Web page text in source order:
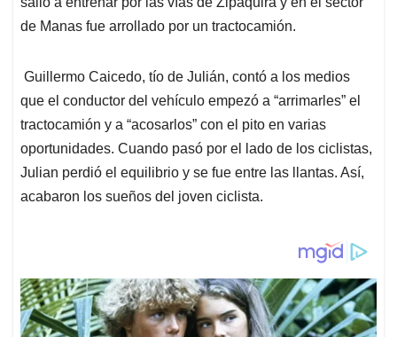
de Manas fue arrollado por un tractocamión.
Guillermo Caicedo, tío de Julián, contó a los medios
que el conductor del vehículo empezó a “arrimarles” el
tractocamión y a “acosarlos” con el pito en varias
oportunidades. Cuando pasó por el lado de los ciclistas,
Julian perdió el equilibrio y se fue entre las llantas. Así,
acabaron los sueños del joven ciclista.